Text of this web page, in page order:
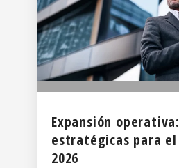
Expansión
estratégicas para
2026